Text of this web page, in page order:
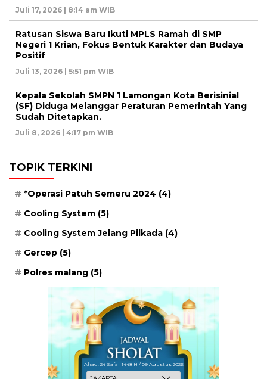
Juli 17, 2026 | 8:14 am WIB
Ratusan Siswa Baru Ikuti MPLS Ramah di SMP
Negeri 1 Krian, Fokus Bentuk Karakter dan Budaya
Positif
Juli 13, 2026 | 5:51 pm WIB
Kepala Sekolah SMPN 1 Lamongan Kota Berisinial
(SF) Diduga Melanggar Peraturan Pemerintah Yang
Sudah Ditetapkan.
Juli 8, 2026 | 4:17 pm WIB
TOPIK TERKINI
*Operasi Patuh Semeru 2024 (4)
Cooling System (5)
Cooling System Jelang Pilkada (4)
Gercep (5)
Polres malang (5)
Ahad, 24 Safar 1448 H / 09 Agustus 2026